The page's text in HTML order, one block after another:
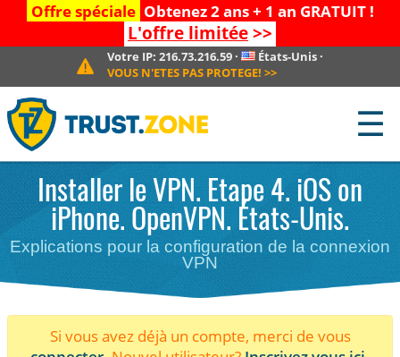
Offre spéciale Obtenez 2 ans + 1 an GRATUIT !
L'offre limitée>>
Votre IP:216.73.216.59 · États-Unis·
VOUS N'ETES PAS PROTEGE! >>
☰
Installer le VPN. Etape 4. iOS on
iPhone. OpenVPN. États-Unis.
Explications pour la configuration de la connexion
VPN
Si vous avez déjà un compte, merci de vous